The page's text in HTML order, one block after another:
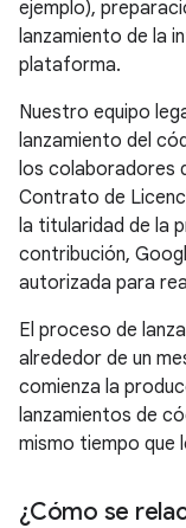
ejemplo),
lanzamiento de la
plataforma.
Nuestro equipo
lanzamiento del
los colaboradores
Contrato de
la titularidad de la
contribución,
autorizada para
El proceso de
alrededor de un
comienza la
lanzamientos de
mismo tiempo que
¿Cómo se